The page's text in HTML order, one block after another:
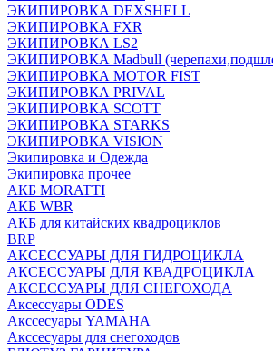
ЭКИПИРОВКА DEXSHELL
ЭКИПИРОВКА FXR
ЭКИПИРОВКА LS2
ЭКИПИРОВКА Madbull
ЭКИПИРОВКА MOTOR FIST
ЭКИПИРОВКА PRIVAL
ЭКИПИРОВКА SCOTT
ЭКИПИРОВКА STARKS
ЭКИПИРОВКА VISION
Экипировка и Одежда
Экипировка прочее
АКБ MORATTI
АКБ WBR
АКБ для китайских квадроциклов
BRP
АКСЕССУАРЫ ДЛЯ ГИДРОЦИКЛА
АКСЕССУАРЫ ДЛЯ КВАДРОЦИКЛА
АКСЕССУАРЫ ДЛЯ СНЕГОХОДА
Аксессуары ODES
Акссесуары YAMAHA
Акссесуары для снегоходов